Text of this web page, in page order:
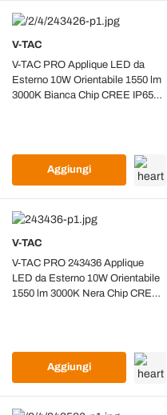
V-TAC
V-TAC PRO Applique LED da
Esterno 10W Orientabile 1550 lm
3000K Bianca Chip CREE IP65
Aggiungi
V-TAC
V-TAC PRO 243436 Applique
LED da Esterno 10W Orientabile
1550 lm 3000K Nera Chip CREE
Aggiungi